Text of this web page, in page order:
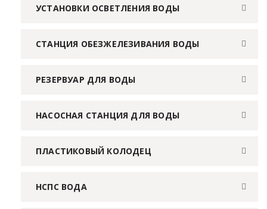
УСТАНОВКИ ОСВЕТЛЕНИЯ ВОДЫ
СТАНЦИЯ ОБЕЗЖЕЛЕЗИВАНИЯ ВОДЫ
РЕЗЕРВУАР ДЛЯ ВОДЫ
НАСОСНАЯ СТАНЦИЯ ДЛЯ ВОДЫ
ПЛАСТИКОВЫЙ КОЛОДЕЦ
НСПС ВОДА